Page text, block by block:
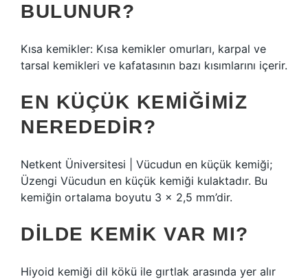
BULUNUR?
Kısa kemikler: Kısa kemikler omurları, karpal ve
tarsal kemikleri ve kafatasının bazı kısımlarını içerir.
EN KÜÇÜK KEMIĞIMIZ
NEREDEDIR?
Netkent Üniversitesi | Vücudun en küçük kemiği;
Üzengi Vücudun en küçük kemiği kulaktadır. Bu
kemiğin ortalama boyutu 3 x 2,5 mm’dir.
DILDE KEMIK VAR MI?
Hiyoid kemiği dil kökü ile gırtlak arasında yer alır